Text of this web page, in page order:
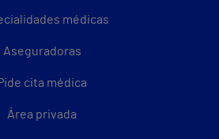
médicas
Aseguradoras
cita médica
Área privada